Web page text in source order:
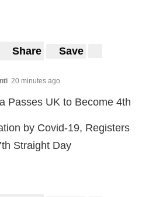
Share Save
20 minutes ago
Passes UK to Become 4th
by Covid-19, Registers
Straight Day